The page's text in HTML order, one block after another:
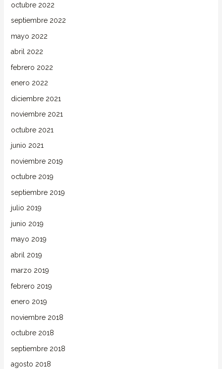
octubre 2022
septiembre 2022
mayo 2022
abril 2022
febrero 2022
enero 2022
diciembre 2021
noviembre 2021
octubre 2021
junio 2021
noviembre 2019
octubre 2019
septiembre 2019
julio 2019
junio 2019
mayo 2019
abril 2019
marzo 2019
febrero 2019
enero 2019
noviembre 2018
octubre 2018
septiembre 2018
agosto 2018